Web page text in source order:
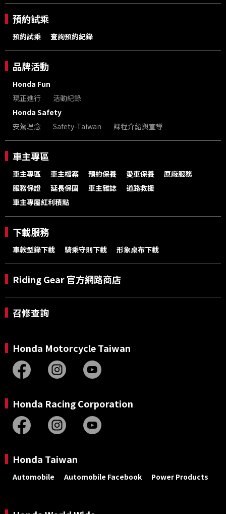
預約試乘
預約試乘 查詢預約紀錄
品牌活動
Honda Fun
現正進行
活動紀錄
Honda Safety
安駕理念
Safety-Taiwan 課程介紹與宣導
車主專區
車主專區 車主檔案 預約保養 愛車保養
原廠服務
服務保證
延長保固 車主雜誌
道路救援
車主專屬紅利積點
下載服務
車款型錄下載 騎乘守則下載 形象桌布下載
Riding Gear 官方網路商店
召修查詢
Honda Motorcycle Taiwan
Honda Racing Corporation
Honda Taiwan
Automobile Automobile Facebook Power Products